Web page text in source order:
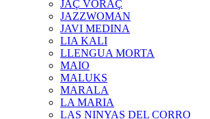
JAÇ VORAÇ
JAZZWOMAN
JAVI MEDINA
LIA KALI
LLENGUA MORTA
MAIO
MALUKS
MARALA
LA MARIA
LAS NINYAS DEL CORRO